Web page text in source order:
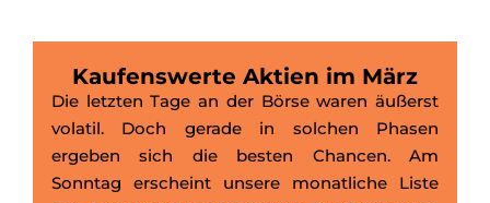
Kaufenswerte Aktien im März
Die letzten Tage an der Börse waren äußerst
volatil. Doch gerade in solchen Phasen
ergeben sich die besten Chancen. Am
Sonntag erscheint unsere monatliche Liste